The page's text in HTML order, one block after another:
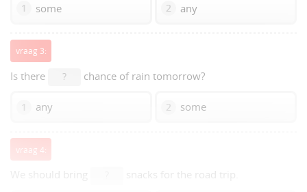
1 some 2 any
vraag 3:
Is there ? chance of rain tomorrow?
1 any 2 some
vraag 4:
We should bring snacks for the road trip.